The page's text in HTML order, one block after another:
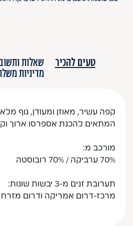
טעים להכיר שאלות
מדיניות
קפה עשיר, מאוזן ומעודן, גוף
המתאים להכנת אספרסו ארוך
מורכב מ:
70% ערביקה / 70% רובוסטה
תערובת זנים מ-3 יבשות שונות:
מרכז-דרום אמריקה ודרום